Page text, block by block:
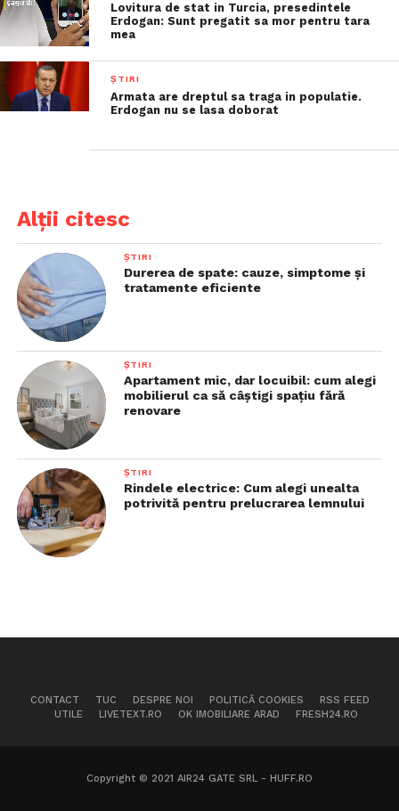
Lovitura de stat in Turcia, presedintele
Erdogan: Sunt pregatit sa mor pentru tara
mea
ȘTIRI
Armata are dreptul sa traga in populatie.
Erdogan nu se lasa doborat
Alții citesc
ȘTIRI
Durerea de spate: cauze, simptome și
tratamente eficiente
ȘTIRI
Apartament mic, dar locuibil: cum alegi
mobilierul ca să câștigi spațiu fără
renovare
ȘTIRI
Rindele electrice: Cum alegi unealta
potrivită pentru prelucrarea lemnului
CONTACT TUC DESPRE NOI POLITICĂ COOKIES
RSS FEED
UTILE
LIVETEXT.RO OK IMOBILIARE ARAD FRESH24.RO
Copyright © 2021 AIR24 GATE SRL - HUFF.RO